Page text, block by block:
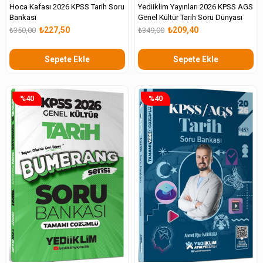
Hoca Kafası 2026 KPSS Tarih Soru
Bankası
₺227,50
₺350,00
Sepete Ekle
Yediiklim Yayınları 2026 KPSS AGS
Genel Kültür Tarih Soru Dünyası
₺209,40
₺349,00
Sepete Ekle
%40 %40